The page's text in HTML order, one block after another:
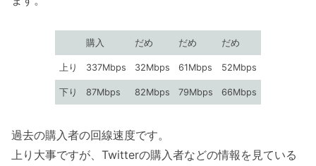
購入 だめ だめ だめ
上り 337Mbps 32Mbps 61Mbps 52Mbps
下り 87Mbps 82Mbps 79Mbps 66Mbps
過去の購入者の回線速度です。
上り大事ですが、Twitterの購入者などの情報を見ている